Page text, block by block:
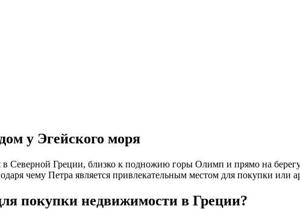
у Эгейского моря
Северной Греции, близко к подножию горы Олимп и прямо на
чему Петра является привлекательным местом для покупки
покупки недвижимости в Греции?